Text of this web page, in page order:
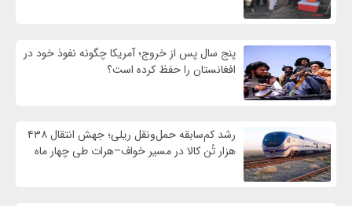
پنج سال پس از خروج؛ آمریکا چگونه نفوذ خود در
افغانستان را حفظ کرده است؟
رشد کم‌سابقه حمل‌ونقل ریلی؛ جهش انتقال ۴۳۸
هزار تُن کالا در مسیر خواف–هرات طی چهار ماه